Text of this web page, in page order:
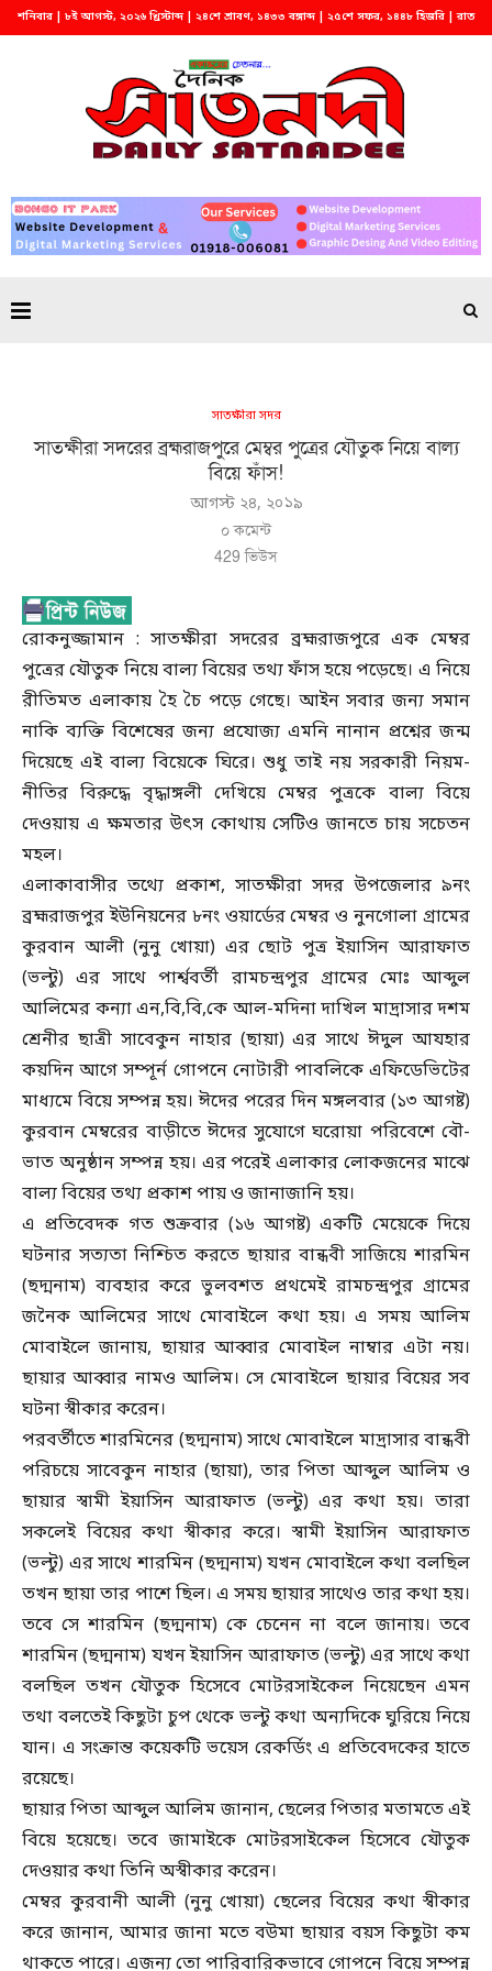
শনিবার | ৮ই আগস্ট, ২০২৬ খ্রিস্টাব্দ | ২৪শে শ্রাবণ, ১৪৩৩ বঙ্গাব্দ | ২৫শে সফর, ১৪৪৮ হিজরি | রাত
সাতক্ষীরা সদর
সাতক্ষীরা সদরের ব্রহ্মরাজপুরে মেম্বর পুত্রের যৌতুক নিয়ে বাল্য
বিয়ে ফাঁস!
আগস্ট ২৪, ২০১৯
০ কমেন্ট
429 ভিউস
রোকনুজ্জামান : সাতক্ষীরা সদরের ব্রহ্মরাজপুরে এক মেম্বর
পুত্রের যৌতুক নিয়ে বাল্য বিয়ের তথ্য ফাঁস হয়ে পড়েছে। এ নিয়ে
রীতিমত এলাকায় হৈ চৈ পড়ে গেছে। আইন সবার জন্য সমান
নাকি ব্যক্তি বিশেষের জন্য প্রযোজ্য এমনি নানান প্রশ্নের জন্ম
দিয়েছে এই বাল্য বিয়েকে ঘিরে। শুধু তাই নয় সরকারী নিয়ম-
নীতির বিরুদ্ধে বৃদ্ধাঙ্গলী দেখিয়ে মেম্বর পুত্রকে বাল্য বিয়ে
দেওয়ায় এ ক্ষমতার উৎস কোথায় সেটিও জানতে চায় সচেতন
মহল।
এলাকাবাসীর তথ্যে প্রকাশ, সাতক্ষীরা সদর উপজেলার ৯নং
ব্রহ্মরাজপুর ইউনিয়নের ৮নং ওয়ার্ডের মেম্বর ও নুনগোলা গ্রামের
কুরবান আলী (নুনু খোয়া) এর ছোট পুত্র ইয়াসিন আরাফাত
(ভল্টু) এর সাথে পার্শ্ববর্তী রামচন্দ্রপুর গ্রামের মোঃ আব্দুল
আলিমের কন্যা এন,বি,বি,কে আল-মদিনা দাখিল মাদ্রাসার দশম
শ্রেনীর ছাত্রী সাবেকুন নাহার (ছায়া) এর সাথে ঈদুল আযহার
কয়দিন আগে সম্পূর্ন গোপনে নোটারী পাবলিকে এফিডেভিটের
মাধ্যমে বিয়ে সম্পন্ন হয়। ঈদের পরের দিন মঙ্গলবার (১৩ আগষ্ট)
কুরবান মেম্বরের বাড়ীতে ঈদের সুযোগে ঘরোয়া পরিবেশে বৌ-
ভাত অনুষ্ঠান সম্পন্ন হয়। এর পরেই এলাকার লোকজনের মাঝে
বাল্য বিয়ের তথ্য প্রকাশ পায় ও জানাজানি হয়।
এ প্রতিবেদক গত শুক্রবার (১৬ আগষ্ট) একটি মেয়েকে দিয়ে
ঘটনার সত্যতা নিশ্চিত করতে ছায়ার বান্ধবী সাজিয়ে শারমিন
(ছদ্মনাম) ব্যবহার করে ভুলবশত প্রথমেই রামচন্দ্রপুর গ্রামের
জনৈক আলিমের সাথে মোবাইলে কথা হয়। এ সময় আলিম
মোবাইলে জানায়, ছায়ার আব্বার মোবাইল নাম্বার এটা নয়।
ছায়ার আব্বার নামও আলিম। সে মোবাইলে ছায়ার বিয়ের সব
ঘটনা স্বীকার করেন।
পরবর্তীতে শারমিনের (ছদ্মনাম) সাথে মোবাইলে মাদ্রাসার বান্ধবী
পরিচয়ে সাবেকুন নাহার (ছায়া), তার পিতা আব্দুল আলিম ও
ছায়ার স্বামী ইয়াসিন আরাফাত (ভল্টু) এর কথা হয়। তারা
সকলেই বিয়ের কথা স্বীকার করে। স্বামী ইয়াসিন আরাফাত
(ভল্টু) এর সাথে শারমিন (ছদ্মনাম) যখন মোবাইলে কথা বলছিল
তখন ছায়া তার পাশে ছিল। এ সময় ছায়ার সাথেও তার কথা হয়।
তবে সে শারমিন (ছদ্মনাম) কে চেনেন না বলে জানায়। তবে
শারমিন (ছদ্মনাম) যখন ইয়াসিন আরাফাত (ভল্টু) এর সাথে কথা
বলছিল তখন যৌতুক হিসেবে মোটরসাইকেল নিয়েছেন এমন
তথা বলতেই কিছুটা চুপ থেকে ভল্টু কথা অন্যদিকে ঘুরিয়ে নিয়ে
যান। এ সংক্রান্ত কয়েকটি ভয়েস রেকর্ডিং এ প্রতিবেদকের হাতে
রয়েছে।
ছায়ার পিতা আব্দুল আলিম জানান, ছেলের পিতার মতামতে এই
বিয়ে হয়েছে। তবে জামাইকে মোটরসাইকেল হিসেবে যৌতুক
দেওয়ার কথা তিনি অস্বীকার করেন।
মেম্বর কুরবানী আলী (নুনু খোয়া) ছেলের বিয়ের কথা স্বীকার
করে জানান, আমার জানা মতে বউমা ছায়ার বয়স কিছুটা কম
থাকতে পারে। এজন্য তো পারিবারিকভাবে গোপনে বিয়ে সম্পন্ন